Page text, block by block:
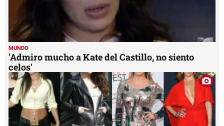
MUNDO
'Admiro mucho a Kate del Castillo, no siento
celos'